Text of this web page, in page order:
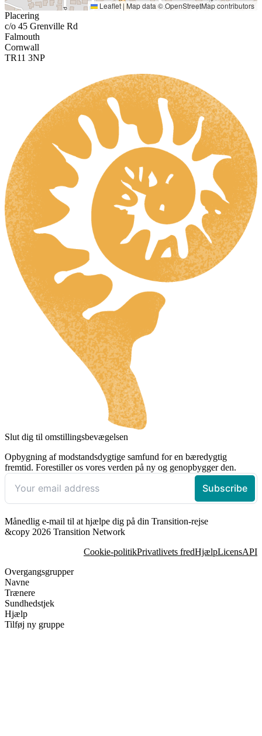
Leaflet |Map data ©OpenStreetMapcontributors
Placering
c/o 45 Grenville Rd
Falmouth
Cornwall
TR11 3NP
Slut dig til omstillingsbevægelsen
Opbygning af modstandsdygtige samfund for en bæredygtig
fremtid. Forestiller os vores verden på ny og genopbygger den.
Månedlig e-mail til at hjælpe dig på din Transition-rejse
&copy 2026 Transition Network
Cookie-politikPrivatlivets fredHjælpLicensAPI
Overgangsgrupper
Navne
Trænere
Sundhedstjek
Hjælp
Tilføj ny gruppe